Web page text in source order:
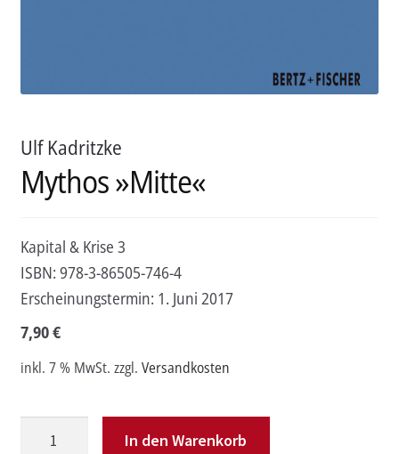
Ulf Kadritzke
Mythos »Mitte«
Kapital & Krise 3
ISBN: 978-3-86505-746-4
Erscheinungstermin: 1. Juni 2017
7,90€
inkl. 7 % MwSt. zzgl. Versandkosten
In den Warenkorb